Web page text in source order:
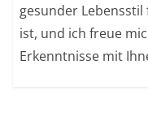
gesunder
ist, und ich freue
Erkenntnisse mit